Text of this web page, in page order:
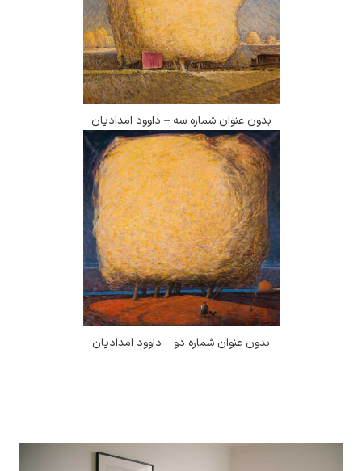
بدون عنوان شماره سه – داوود امدادیان
بدون عنوان شماره دو – داوود امدادیان